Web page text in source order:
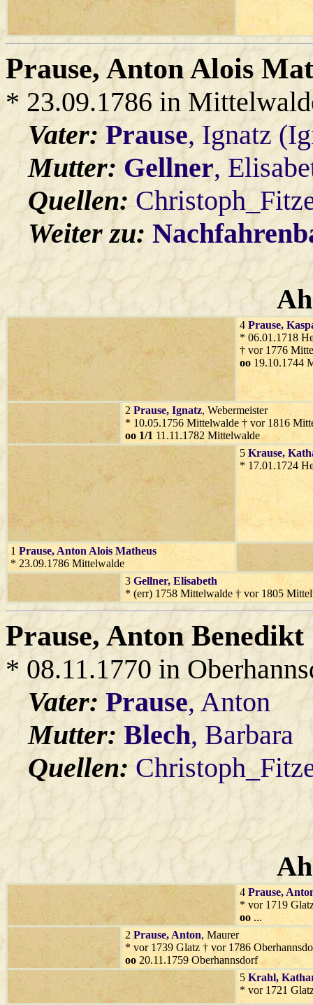
Prause, Anton Alois
* 23.09.1786 in
Vater:Prause, Ignatz
Mutter:Gellner,
Quellen:
Weiter zu:
4 Prause,
* 06.01.1718
† vor 1776
oo 19.10.1744
2 Prause, Ignatz, Webermeister
* 10.05.1756 Mittelwalde † vor 1816
oo 1/1 11.11.1782 Mittelwalde
5 Krause,
* 17.01.1724
1 Prause, Anton Alois Matheus
* 23.09.1786 Mittelwalde
3 Gellner, Elisabeth
* (err) 1758 Mittelwalde † vor 1805
Prause, Anton Benedikt
* 08.11.1770 in
Vater:Prause, Anton
Mutter:Blech, Barbara
Quellen:
4 Prause,
* vor 1719
oo ...
2 Prause, Anton, Maurer
* vor 1739 Glatz † vor 1786
oo 20.11.1759 Oberhannsdorf
5 Krahl,
* vor 1721